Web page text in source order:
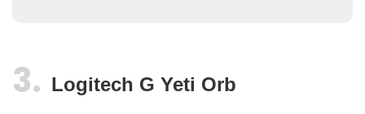
Logitech G Yeti Orb